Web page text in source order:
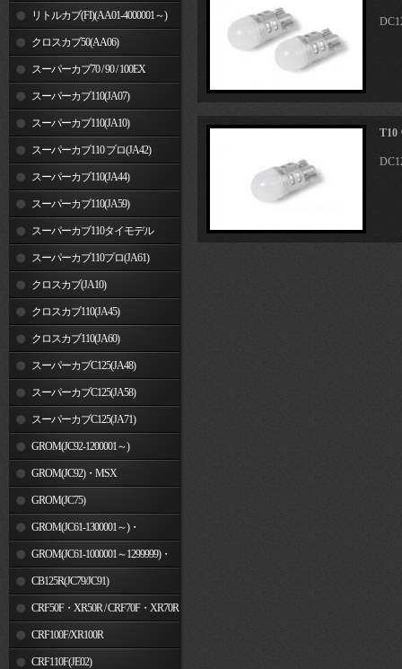
リトルカブ(FI)(AA01-4000001～)
クロスカブ50(AA06)
スーパーカブ70 / 90 / 100EX
スーパーカブ110(JA07)
スーパーカブ110(JA10)
スーパーカブ110 プロ(JA42)
スーパーカブ110(JA44)
スーパーカブ110(JA59)
スーパーカブ110タイモデル
(MLHJA56)
スーパーカブ110プロ(JA61)
クロスカブ(JA10)
クロスカブ110(JA45)
クロスカブ110(JA60)
スーパーカブC125(JA48)
スーパーカブC125(JA58)
スーパーカブC125(JA71)
GROM(JC92-1200001～)
GROM(JC92)・MSX
GROM(MLHJC92)
GROM(JC75)
GROM(JC61-1300001～)・
MSX125SF
GROM(JC61-1000001～1299999)・
MSX125CB125R(JC79/JC91)
CRF50F・XR50R / CRF70F・XR70R
CRF100F/XR100R
CRF110F(JE02)
T10